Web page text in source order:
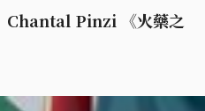
Chantal Pinzi 《火藥之